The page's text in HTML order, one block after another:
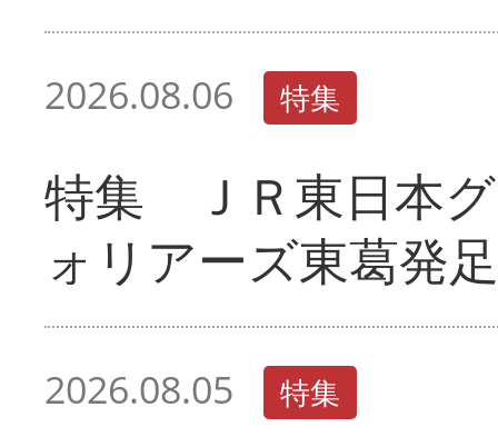
2026.08.06 特集
特集 ＪＲ東日本
ォリアーズ東葛発足
2026.08.05 特集